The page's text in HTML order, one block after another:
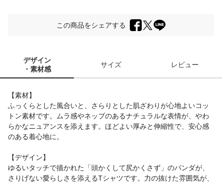
この商品をシェアする
デザイン
・素材感
サイズ レビュー
【素材】
ふっくらとした風合いと、さらりとした肌ざわりが心地よいコッ
トン素材です。ムラ感やネップのあるナチュラルな表情が、やわ
らかなニュアンスを添えます。ほどよい厚みと伸縮性で、安心感
のある着心地に。
【デザイン】
ゆるいタッチで描かれた「頭かくして尻かくさず」のパンダが、
さりげない愛らしさを添えるTシャツです。力の抜けた雰囲気が、